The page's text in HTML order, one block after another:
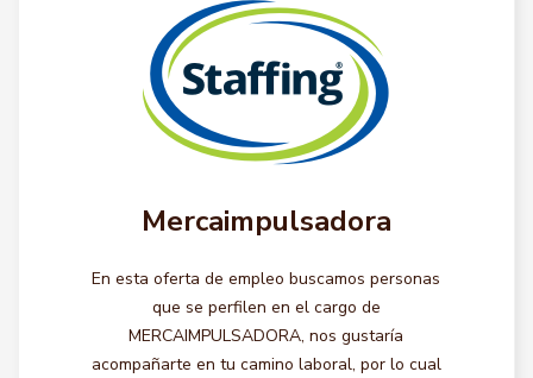
Mercaimpulsadora
En esta oferta de empleo buscamos personas
que se perfilen en el cargo de
MERCAIMPULSADORA, nos gustaría
acompañarte en tu camino laboral, por lo cual